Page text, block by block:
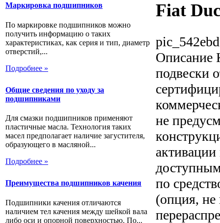
Маркировка подшипников
По маркировке подшипников можно
получить информацию о таких
характеристиках, как серия и тип, диаметр
отверстий,...
Подробнее »
Общие сведения по уходу за
подшипниками
Для смазки подшипников применяют
пластичные масла. Технология таких
масел предполагает наличие загустителя,
образующего в масляной...
Подробнее »
Преимущества подшипников качения
Подшипники качения отличаются
наличием тел качения между шейкой вала
либо оси и опорной поверхностью. По...
Fiat
Описание
подвески
не
по
(опция, не